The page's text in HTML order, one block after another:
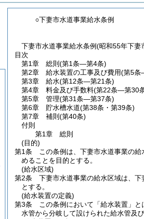
○下妻市水道事業給水条例
下妻市水道事業給水条例(昭和55年下妻
目次
第1章
総則 (第1条―第4条)
第2章
給水装置の工事及び費用(第5条
第3章
給水(第12条―第21条)
第4章
料金及び手数料(第22条―第30
第5章
管理(第31条―第37条)
第6章
貯水槽水道(第38条・第39条)
第7章
補則 (第40条)
付則
第1章
総則
(目的)
第1条
この条例は、下妻市水道事業の
めることを目的とする。
(給水区域)
第2条
下妻市水道事業の給水区域は、
とする。
(給水装置の定義)
第3条
この条例において「給水装置」
水管から分岐して設けられた給水管及